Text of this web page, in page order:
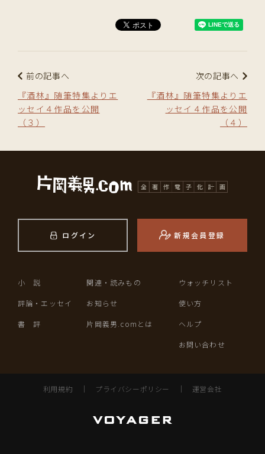
前の記事へ
『酒林』随筆特集よりエ
ッセイ４作品を公開
（３）
次の記事へ
『酒林』随筆特集よりエ
ッセイ４作品を公開
（４）
ログイン 新規会員登録
小 説
評論・エッセイ
書 評
関連・読みもの
お知らせ
片岡義男.comとは
ウォッチリスト
使い方
ヘルプ
お問い合わせ
利用規約 ｜ プライバシーポリシー ｜ 運営会社